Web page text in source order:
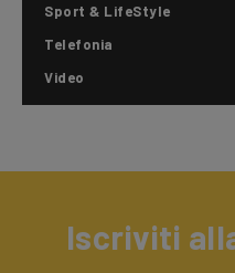
Sport & LifeStyle
Telefonia
Video
Iscriviti